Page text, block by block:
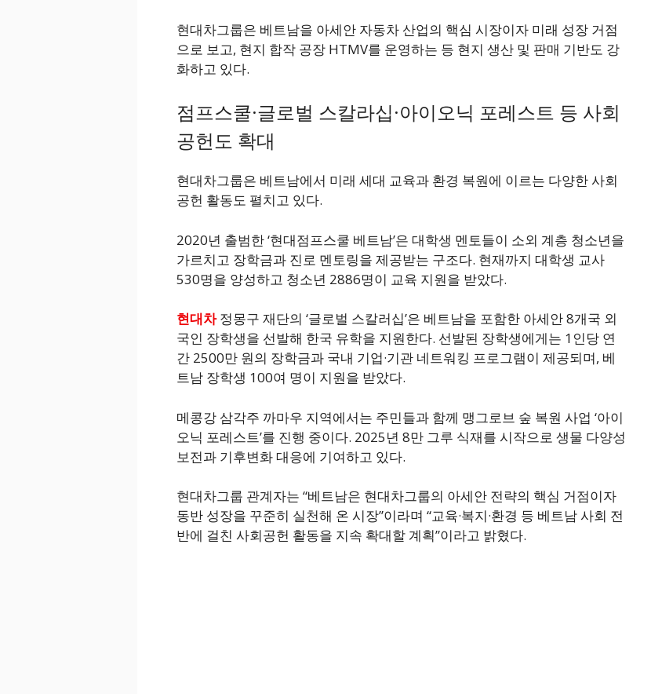
현대차그룹은 베트남을 아세안 자동차 산업의 핵심 시장이자 미래 성장 거점
으로 보고, 현지 합작 공장 HTMV를 운영하는 등 현지 생산 및 판매 기반도 강
화하고 있다.
점프스쿨·글로벌 스칼라십·아이오닉 포레스트 등 사회
공헌도 확대
현대차그룹은 베트남에서 미래 세대 교육과 환경 복원에 이르는 다양한 사회
공헌 활동도 펼치고 있다.
2020년 출범한 ‘현대점프스쿨 베트남’은 대학생 멘토들이 소외 계층 청소년을
가르치고 장학금과 진로 멘토링을 제공받는 구조다. 현재까지 대학생 교사
530명을 양성하고 청소년 2886명이 교육 지원을 받았다.
현대차정몽구 재단의 ‘글로벌 스칼러십’은 베트남을 포함한 아세안 8개국 외
국인 장학생을 선발해 한국 유학을 지원한다. 선발된 장학생에게는 1인당 연
간 2500만 원의 장학금과 국내 기업·기관 네트워킹 프로그램이 제공되며, 베
트남 장학생 100여 명이 지원을 받았다.
메콩강 삼각주 까마우 지역에서는 주민들과 함께 맹그로브 숲 복원 사업 ‘아이
오닉 포레스트’를 진행 중이다. 2025년 8만 그루 식재를 시작으로 생물 다양성
보전과 기후변화 대응에 기여하고 있다.
현대차그룹 관계자는 “베트남은 현대차그룹의 아세안 전략의 핵심 거점이자
동반 성장을 꾸준히 실천해 온 시장”이라며 “교육·복지·환경 등 베트남 사회 전
반에 걸친 사회공헌 활동을 지속 확대할 계획”이라고 밝혔다.